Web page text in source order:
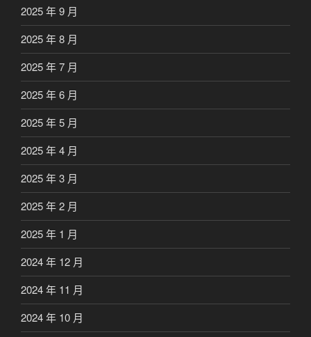
2025 年 9 月
2025 年 8 月
2025 年 7 月
2025 年 6 月
2025 年 5 月
2025 年 4 月
2025 年 3 月
2025 年 2 月
2025 年 1 月
2024 年 12 月
2024 年 11 月
2024 年 10 月